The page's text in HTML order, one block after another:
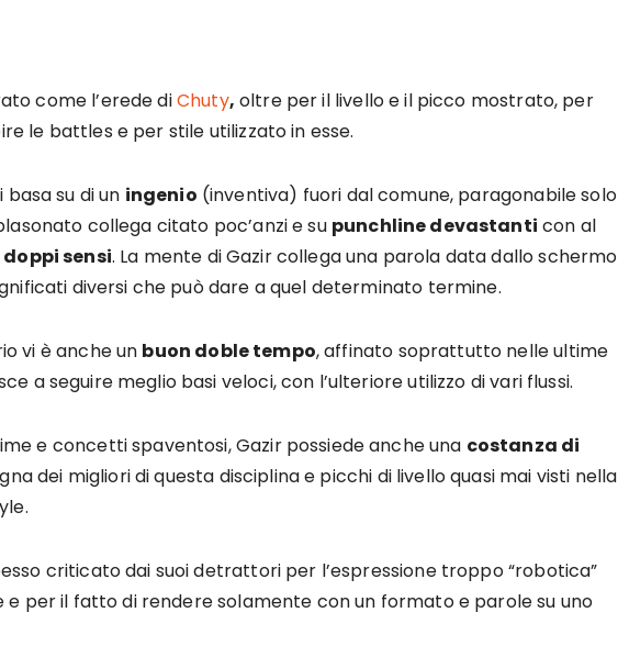
come l’erede diChuty, oltre per il livello e il picco mostrato, per
le battles e per stile utilizzato in esse.
basa su di un ingenio (inventiva) fuori dal comune, paragonabile solo
collega citato poc’anzi e su punchline devastanti con al
doppi sensi. La mente di Gazir collega una parola data dallo schermo
diversi che può dare a quel determinato termine.
vi è anche un buon doble tempo, affinato soprattutto nelle ultime
a seguire meglio basi veloci, con l’ulteriore utilizzo di vari flussi.
e concetti spaventosi, Gazir possiede anche una costanza di
dei migliori di questa disciplina e picchi di livello quasi mai visti nella
criticato dai suoi detrattori per l’espressione troppo “robotica”
e per il fatto di rendere solamente con un formato e parole su uno